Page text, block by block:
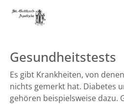
Gesundheitstests
Es gibt Krankheiten, von
nichts gemerkt hat. Diabetes
gehören beispielsweise dazu.